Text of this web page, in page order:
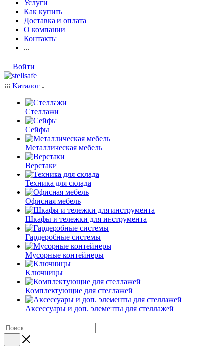
Услуги
Как купить
Доставка и оплата
О компании
Контакты
...
Войти
Каталог
Стеллажи
Сейфы
Металлическая мебель
Верстаки
Техника для склада
Офисная мебель
Шкафы и тележки для инструмента
Гардеробные системы
Мусорные контейнеры
Ключницы
Комплектующие для стеллажей
Аксессуары и доп. элементы для стеллажей